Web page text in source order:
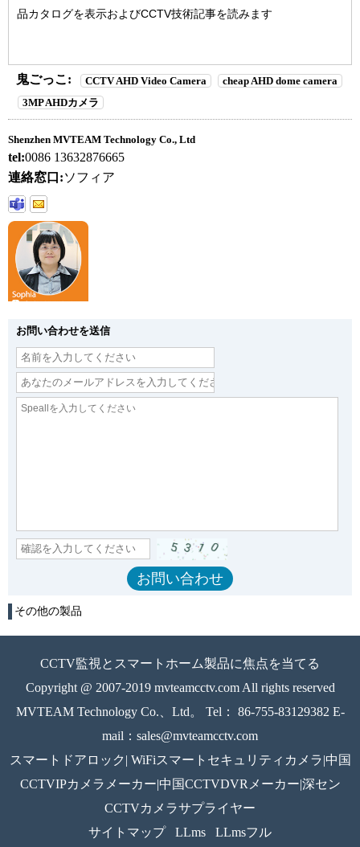
品カタログを表示およびCCTV技術記事を読みます
鬼ごっこ: CCTV AHD Video Camera
cheap AHD dome camera
3MP AHDカメラ
Shenzhen MVTEAM Technology Co., Ltd
tel:0086 13632876665
連絡窓口:ソフィア
お問い合わせを送信
その他の製品
CCTV監視とスマートホーム製品に焦点を当てる
Copyright @ 2007-2019 mvteamcctv.com All rights reserved
MVTEAM Technology Co.、Ltd。 Tel： 86-755-83129382 E-
mail：sales@mvteamcctv.com
スマートドアロック| WiFiスマートセキュリティカメラ|中国
CCTVIPカメラメーカー|中国CCTVDVRメーカー|深セン
CCTVカメラサプライヤー
サイトマップ
LLms LLmsフル